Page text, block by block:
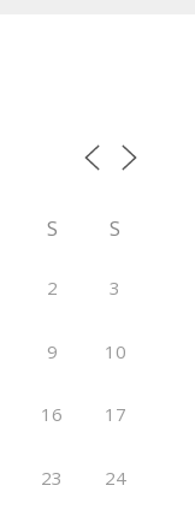
S S
2 3
9 10
16 17
23 24